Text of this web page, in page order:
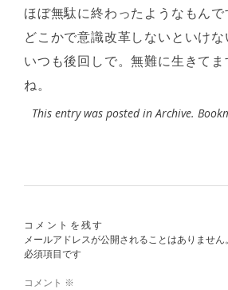
ほぼ無駄に終わったようなもんで
どこかで意識改革しないといけな
いつも後回しで。無難に生きて
ね。
This entry was posted inArchive.
コメントを残す
メールアドレスが公開されることはありません。
必須項目です
コメント ※